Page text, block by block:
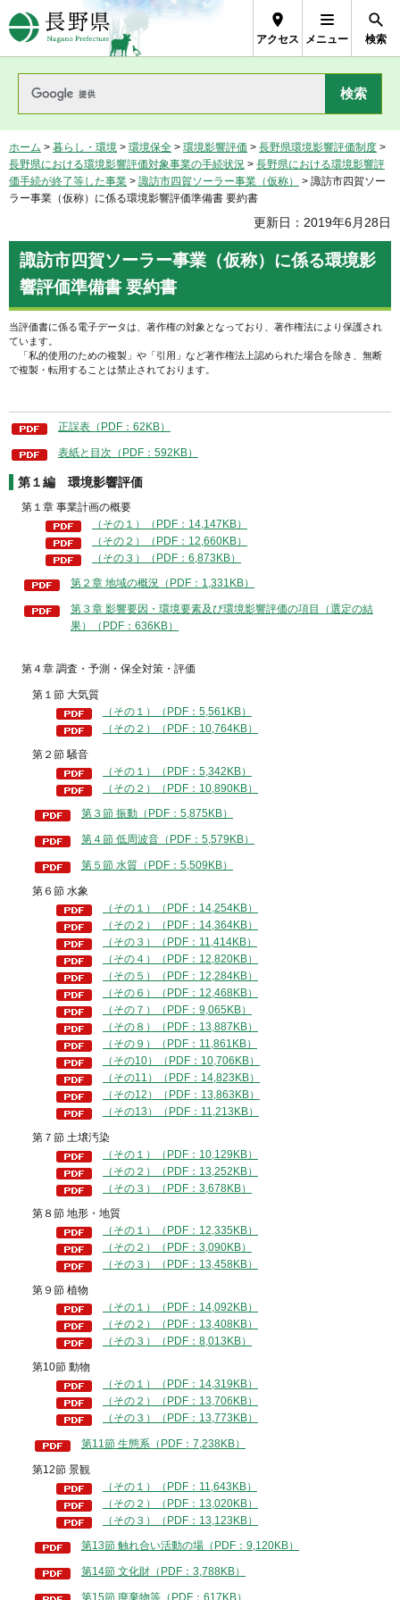
長野県Nagano Prefecture
アクセス メニュー 検索
ホーム > 暮らし・環境 > 環境保全 > 環境影響評価 > 長野県環境影響評価制度 >
長野県における環境影響評価対象事業の手続状況 > 長野県における環境影響評
価手続が終了等した事業 > 諏訪市四賀ソーラー事業（仮称）
> 諏訪市四賀ソー
ラー事業（仮称）に係る環境影響評価準備書 要約書
更新日：2019年6月28日
諏訪市四賀ソーラー事業（仮称）に係る環境影
響評価準備書 要約書
当評価書に係る電子データは、著作権の対象となっており、著作権法により保護され
ています。
「私的使用のための複製」や「引用」など著作権法上認められた場合を除き、無断
で複製・転用することは禁止されております。
正誤表（PDF：62KB）
表紙と目次（PDF：592KB）
第１編 環境影響評価
第１章 事業計画の概要
（その１）（PDF：14,147KB）
（その２）（PDF：12,660KB）
（その３）（PDF：6,873KB）
第２章 地域の概況（PDF：1,331KB）
第３章 影響要因・環境要素及び環境影響評価の項目（選定の結
果）（PDF：636KB）
第４章 調査・予測・保全対策・評価
第１節 大気質
（その１）（PDF：5,561KB）
（その２）（PDF：10,764KB）
第２節 騒音
（その１）（PDF：5,342KB）
（その２）（PDF：10,890KB）
第３節 振動（PDF：5,875KB）
第４節 低周波音（PDF：5,579KB）
第５節 水質（PDF：5,509KB）
第６節 水象
（その１）（PDF：14,254KB）
（その２）（PDF：14,364KB）
（その３）（PDF：11,414KB）
（その４）（PDF：12,820KB）
（その５）（PDF：12,284KB）
（その６）（PDF：12,468KB）
（その７）（PDF：9,065KB）
（その８）（PDF：13,887KB）
（その９）（PDF：11,861KB）
（その10）（PDF：10,706KB）
（その11）（PDF：14,823KB）
（その12）（PDF：13,863KB）
（その13）（PDF：11,213KB）
第７節 土壌汚染
（その１）（PDF：10,129KB）
（その２）（PDF：13,252KB）
（その３）（PDF：3,678KB）
第８節 地形・地質
（その１）（PDF：12,335KB）
（その２）（PDF：3,090KB）
（その３）（PDF：13,458KB）
第９節 植物
（その１）（PDF：14,092KB）
（その２）（PDF：13,408KB）
（その３）（PDF：8,013KB）
第10節 動物
（その１）（PDF：14,319KB）
（その２）（PDF：13,706KB）
（その３）（PDF：13,773KB）
第11節 生態系（PDF：7,238KB）
第12節 景観
（その１）（PDF：11,643KB）
（その２）（PDF：13,020KB）
（その３）（PDF：13,123KB）
第13節 触れ合い活動の場（PDF：9,120KB）
第14節 文化財（PDF：3,788KB）
第15節 廃棄物等（PDF：617KB）